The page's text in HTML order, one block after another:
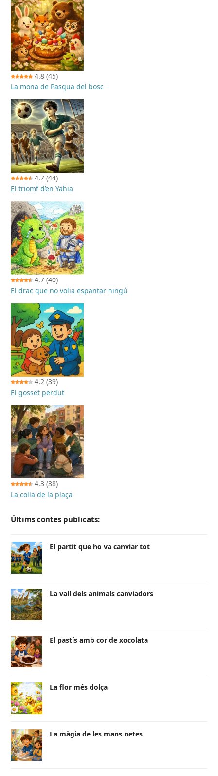
4.8 (45)
La mona de Pasqua del bosc
4.7 (44)
El triomf d’en Yahia
4.7 (40)
El drac que no volia espantar ningú
4.2 (39)
El gosset perdut
4.3 (38)
La colla de la plaça
Últims contes publicats:
El partit que ho va canviar tot
La vall dels animals canviadors
El pastís amb cor de xocolata
La flor més dolça
La màgia de les mans netes